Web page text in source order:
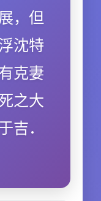
，但
沈特
克妻
之大
吉．